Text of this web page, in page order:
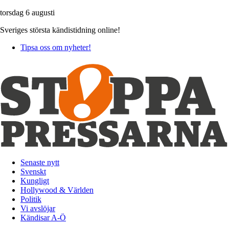
torsdag 6 augusti
Sveriges största kändistidning online!
Tipsa oss om nyheter!
Senaste nytt
Svenskt
Kungligt
Hollywood & Världen
Politik
Vi avslöjar
Kändisar A-Ö